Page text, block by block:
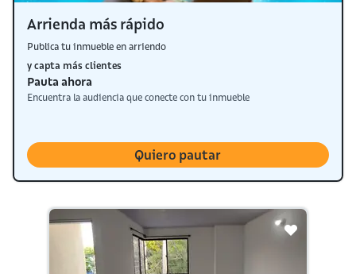
Arrienda más rápido
Publica tu inmueble en arriendo
y capta más clientes
Pauta ahora
Encuentra la audiencia que conecte con tu inmueble
Quiero pautar